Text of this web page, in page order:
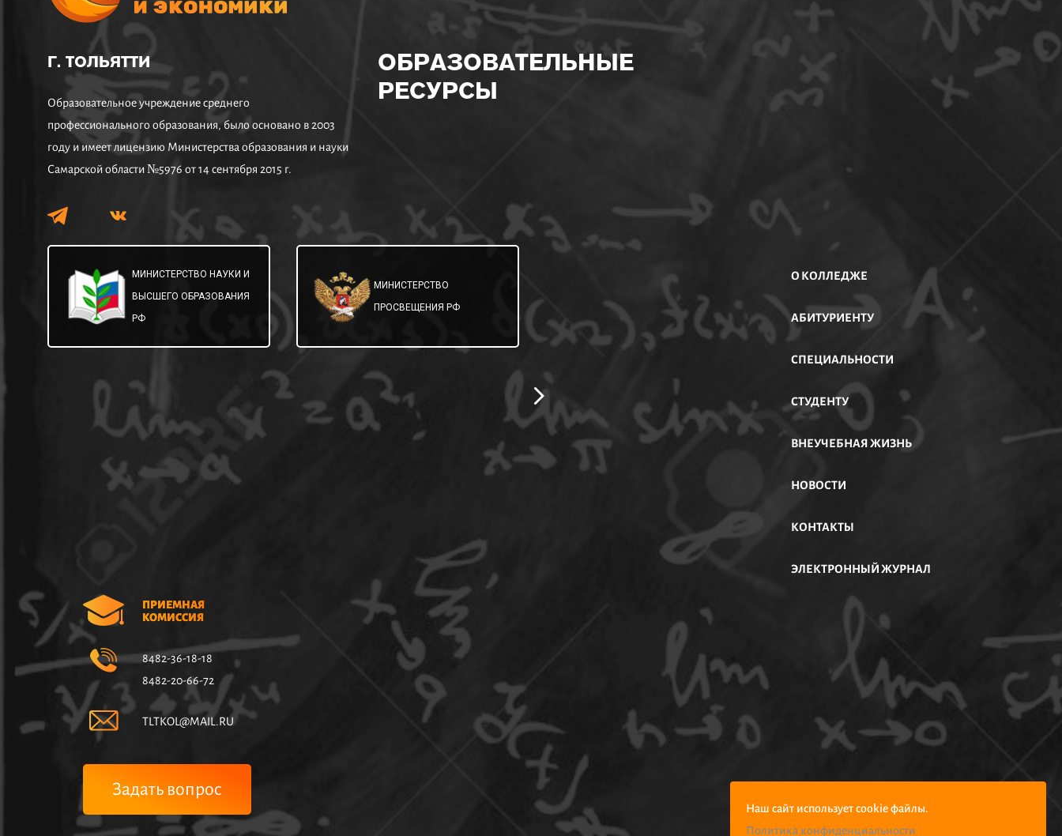
Г. ТОЛЬЯТТИ
Образовательное учреждение среднего
профессионального образования, было основано в 2003
году и имеет лицензию Министерства образования и науки
Самарской области №5976 от 14 сентября 2015 г.
ОБРАЗОВАТЕЛЬНЫЕ
РЕСУРСЫ
МИНИСТЕРСТВО НАУКИ И
ВЫСШЕГО ОБРАЗОВАНИЯ
РФ
МИНИСТЕРСТВО
ПРОСВЕЩЕНИЯ РФ
МИНИСТЕРСТВО
ОБРАЗОВАНИЯ
САМАРСКОЙ ОБЛАСТИ
О КОЛЛЕДЖЕ
АБИТУРИЕНТУ
СПЕЦИАЛЬНОСТИ
СТУДЕНТУ
ВНЕУЧЕБНАЯ ЖИЗНЬ
НОВОСТИ
КОНТАКТЫ
ЭЛЕКТРОННЫЙ ЖУРНАЛ
ПРИЕМНАЯ
КОМИССИЯ
8482-36-18-18
8482-20-66-72
TLTKOL@MAIL.RU
Задать вопрос
Наш сайт использует cookie файлы.
Политика конфиденциальности